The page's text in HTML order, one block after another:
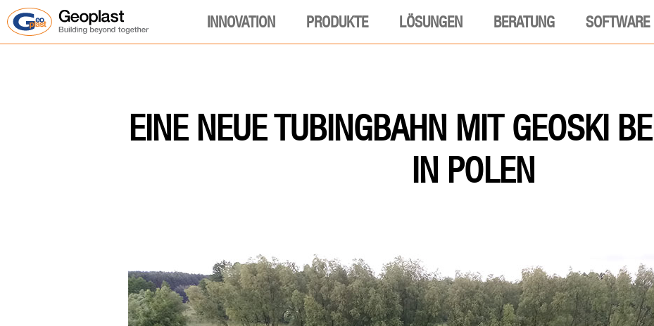
INNOVATION PRODUKTE LÖSUNGEN BERATUNG SOFTWARE
EINE NEUE TUBINGBAHN MIT GEOSKI
IN POLEN